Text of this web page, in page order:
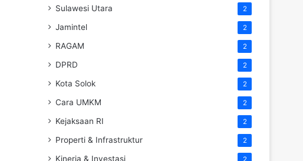
Sulawesi Utara 2
Jamintel 2
RAGAM 2
DPRD 2
Kota Solok 2
Cara UMKM 2
Kejaksaan RI 2
Properti & Infrastruktur 2
Kinerja & Investasi 2